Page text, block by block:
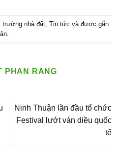
trường nhà đất Tin tức và được gắn
PHAN RANG
Ninh Thuận lần đầu tổ chức
Festival lướt ván diều quốc
tế